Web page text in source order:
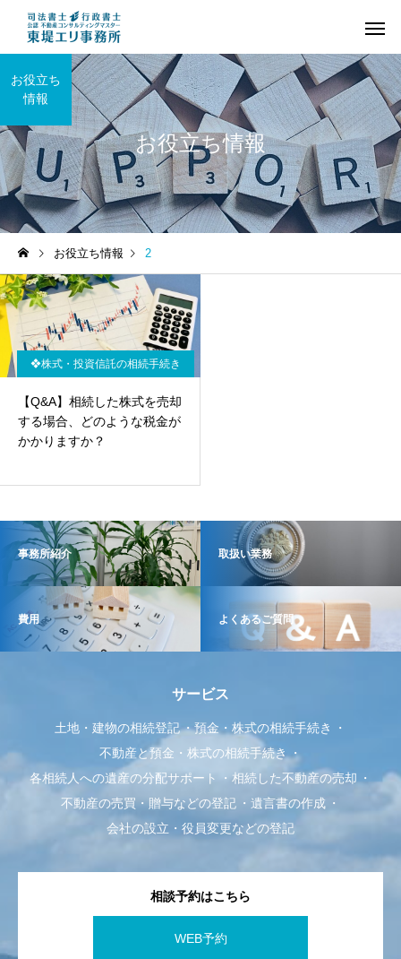
❖不動産の相続登記
(土地・建物の名義
変更)
【Q&A】相続登記の申請に
期限はありますか？
❖司法書士の業務
【Q&A】東堤エリ事務
お役立ち情報
お役立ち
情報
お役立ち情報 2
❖株式・投資信託の相続手続き
【Q&A】相続した株式を売却
する場合、どのような税金が
かかりますか？
事務所紹介 取扱い業務
費用 よくあるご質問
サービス
土地・建物の相続登記
預金・株式の相続手続き
不動産と預金・株式の相続手続き
各相続人への遺産の分配サポート
相続した不動産の売却
不動産の売買・贈与などの登記
遺言書の作成
会社の設立・役員変更などの登記
相談予約はこちら
WEB予約